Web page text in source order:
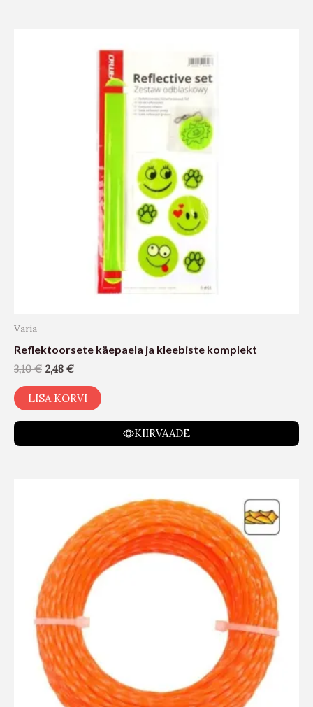
Varia
Reflektoorsete käepaela ja kleebiste komplekt
3,10€ 2,48 €
LISA KORVI
KIIRVAADE